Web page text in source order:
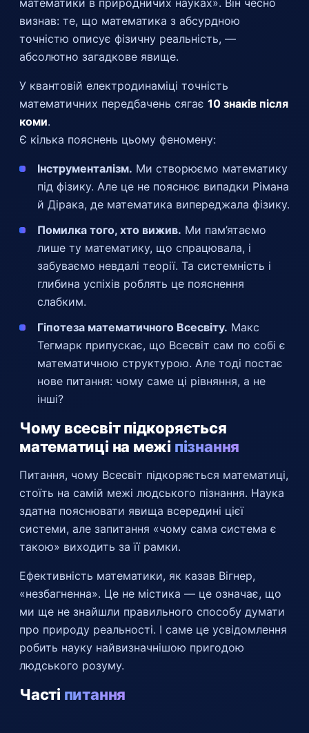
визнав: те, що математика з абсурдною
точністю описує фізичну реальність, —
абсолютно загадкове явище.
У квантовій електродинаміці точність
математичних передбачень сягає 10 знаків після
коми.
Є кілька пояснень цьому феномену:
Інструменталізм. Ми створюємо математику
під фізику. Але це не пояснює випадки Рімана
й Дірака, де математика випереджала фізику.
Помилка того, хто вижив. Ми пам’ятаємо
лише ту математику, що спрацювала, і
забуваємо невдалі теорії. Та системність і
глибина успіхів роблять це пояснення
слабким.
Гіпотеза математичного Всесвіту. Макс
Тегмарк припускає, що Всесвіт сам по собі є
математичною структурою. Але тоді постає
нове питання: чому саме ці рівняння, а не
інші?
Чому всесвіт підкоряється
математиці на межі пізнання
Питання, чому Всесвіт підкоряється математиці,
стоїть на самій межі людського пізнання. Наука
здатна пояснювати явища всередині цієї
системи, але запитання «чому сама система є
такою» виходить за її рамки.
Ефективність математики, як казав Вігнер,
«незбагненна». Це не містика — це означає, що
ми ще не знайшли правильного способу думати
про природу реальності. І саме це усвідомлення
робить науку найвизначнішою пригодою
людського розуму.
Часті питання